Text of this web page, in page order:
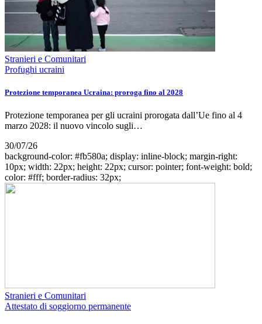
Stranieri e Comunitari
Profughi ucraini
Protezione temporanea Ucraina: proroga fino al 2028
Protezione temporanea per gli ucraini prorogata dall’Ue fino al 4
marzo 2028: il nuovo vincolo sugli…
30/07/26
background-color: #fb580a; display: inline-block; margin-right:
10px; width: 22px; height: 22px; cursor: pointer; font-weight: bold;
color: #fff; border-radius: 32px;
Stranieri e Comunitari
Attestato di soggiorno permanente